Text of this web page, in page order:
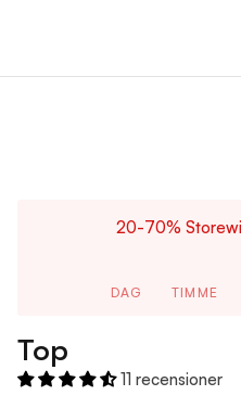
20-70%
DAG TIMME
Top
11 recensioner